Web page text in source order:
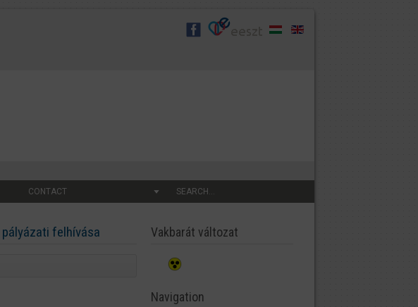
CONTACT SEARCH...
felhívása Vakbarát változat
Navigation